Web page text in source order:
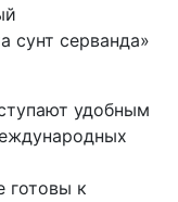
сунт серванда»
удобным
готовы к